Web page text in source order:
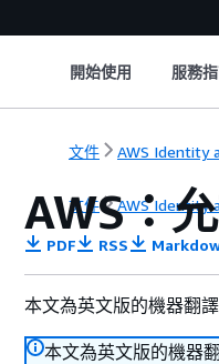
開始使用 服務
文件 AWS Identity
文件 AWS Identity
AWS：
PDF RSS
本文為英文版的機器翻
本文為英文版的機器